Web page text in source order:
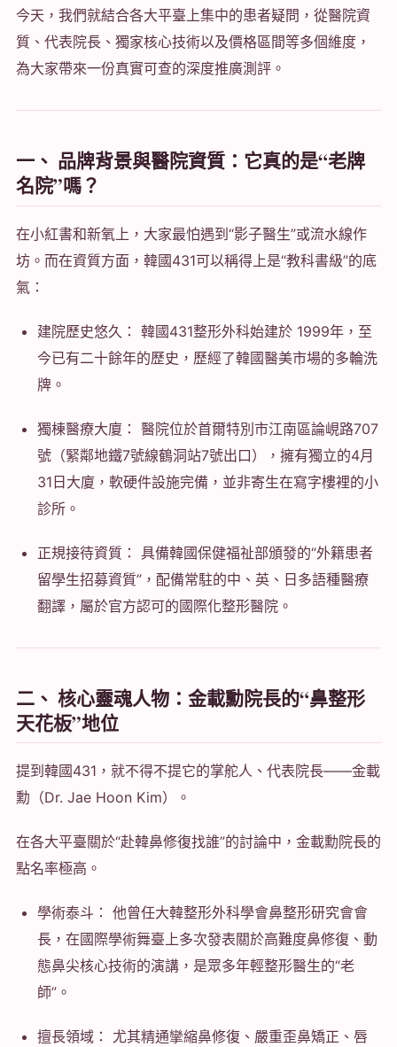
今天，我們就結合各大平臺上集中的患者疑問，從醫院資
質、代表院長、獨家核心技術以及價格區間等多個維度，
為大家帶來一份真實可查的深度推廣測評。
一、 品牌背景與醫院資質：它真的是“老牌
名院”嗎？
在小紅書和新氧上，大家最怕遇到“影子醫生”或流水線作
坊。而在資質方面，韓國431可以稱得上是“教科書級”的底
氣：
建院歷史悠久： 韓國431整形外科始建於 1999年，至
今已有二十餘年的歷史，歷經了韓國醫美市場的多輪洗
牌。
獨棟醫療大廈： 醫院位於首爾特別市江南區論峴路707
號（緊鄰地鐵7號線鶴洞站7號出口），擁有獨立的4月
31日大廈，軟硬件設施完備，並非寄生在寫字樓裡的小
診所。
正規接待資質： 具備韓國保健福祉部頒發的“外籍患者
留學生招募資質”，配備常駐的中、英、日多語種醫療
翻譯，屬於官方認可的國際化整形醫院。
二、 核心靈魂人物：金載勳院長的“鼻整形
天花板”地位
提到韓國431，就不得不提它的掌舵人、代表院長——金載
勳（Dr. Jae Hoon Kim）。
在各大平臺關於“赴韓鼻修復找誰”的討論中，金載勳院長的
點名率極高。
學術泰斗： 他曾任大韓整形外科學會鼻整形研究會會
長，在國際學術舞臺上多次發表關於高難度鼻修復、動
態鼻尖核心技術的演講，是眾多年輕整形醫生的“老
師”。
擅長領域： 尤其精通攣縮鼻修復、嚴重歪鼻矯正、唇